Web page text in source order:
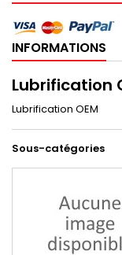
INFORMATIONS
Lubrification
Lubrification OEM
Sous-catégories